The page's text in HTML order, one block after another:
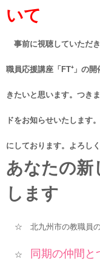
いて
事前に視聴していただ
職員応援講座「FT⁺」の
きたいと思います。つき
ドをお知らせいたします
にしております。よろし
あなたの新
します
☆ 北九州市の教職員
☆ 同期の仲間と